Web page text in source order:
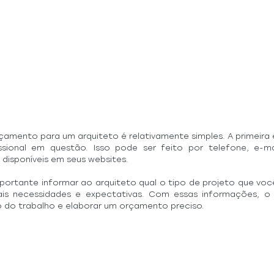
para um arquiteto é relativamente simples. A
em questão. Isso pode ser feito por telefone, e-
em seus websites.
informar ao arquiteto qual o tipo de projeto que
necessidades e expectativas. Com essas informações,
do trabalho e elaborar um orçamento preciso.